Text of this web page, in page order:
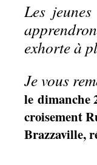
Les
exhorte à
Je vous
le dimanche
croisement
Brazzaville,